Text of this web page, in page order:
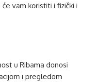
vam koristiti i fizički i
u Ribama donosi
i pregledom